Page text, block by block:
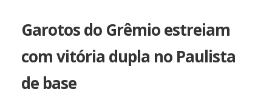
Garotos do Grêmio estreiam
com vitória dupla no Paulista
de base